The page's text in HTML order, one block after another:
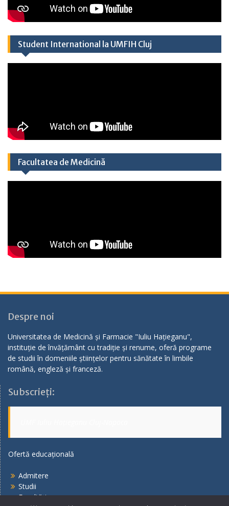
Student International la UMFIH Cluj​
Facultatea de Medicină
Despre noi
Universitatea de Medicină și Farmacie "Iuliu Hațieganu",
instituție de învățământ cu tradiție și renume, oferă programe
de studii în domeniile științelor pentru sănătate în limbile
română, engleză și franceză.
Subscrieți:
Ofertă educațională
Admitere
Studii
Facultăți